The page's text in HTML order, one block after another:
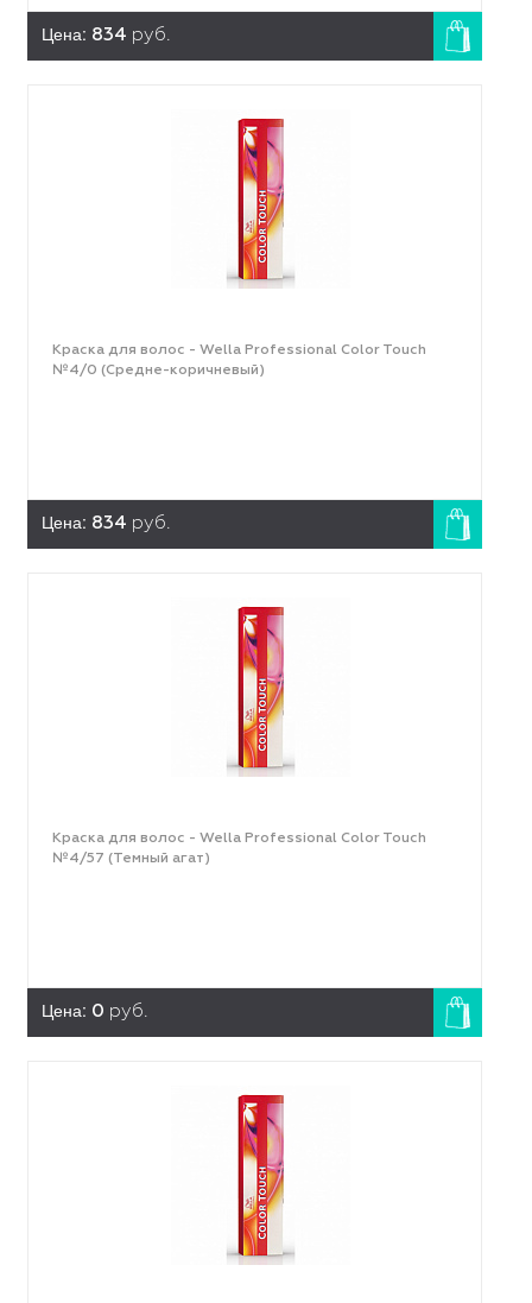
Цена: 834 руб.
Краска для волос - Wella Professional Color Touch
№4/0 (Средне-коричневый)
Цена: 834 руб.
Краска для волос - Wella Professional Color Touch
№4/57 (Темный агат)
Цена: 0 руб.